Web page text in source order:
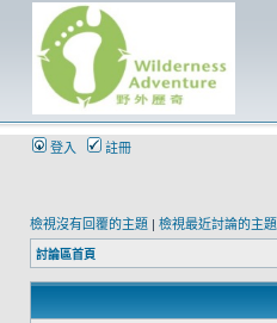
登入 註冊
檢視沒有回覆的主題 | 檢視最近討論的主題
討論區首頁